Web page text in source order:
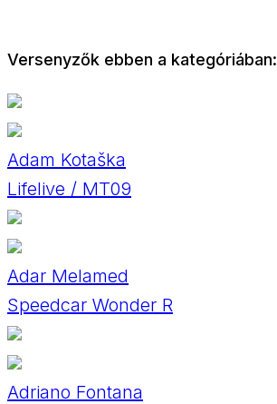
Versenyzők ebben a kategóriában:
Adam Kotaška
Lifelive / MT09
Adar Melamed
Speedcar Wonder R
Adriano Fontana